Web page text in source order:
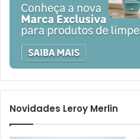
Novidades Leroy Merlin